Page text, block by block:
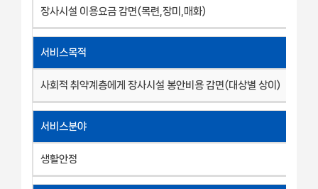
장사시설 이용요금 감면(목련,장미,매화)
서비스목적
사회적 취약계층에게 장사시설 봉안비용 감면(대상별 상이)
서비스분야
생활안정